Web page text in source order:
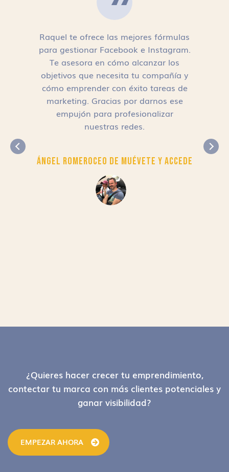
Raquel te ofrece las mejores fórmulas
para gestionar Facebook e Instagram.
Te asesora en cómo alcanzar los
objetivos que necesita tu compañía y
cómo emprender con éxito tareas de
marketing. Gracias por darnos ese
empujón para profesionalizar
nuestras redes.
Ángel RomeroCEO de Muévete y Accede
Footer¿Quieres hacer crecer tu emprendimiento,
contectar tu marca con más clientes potenciales y
ganar visibilidad?
EMPEZAR AHORA